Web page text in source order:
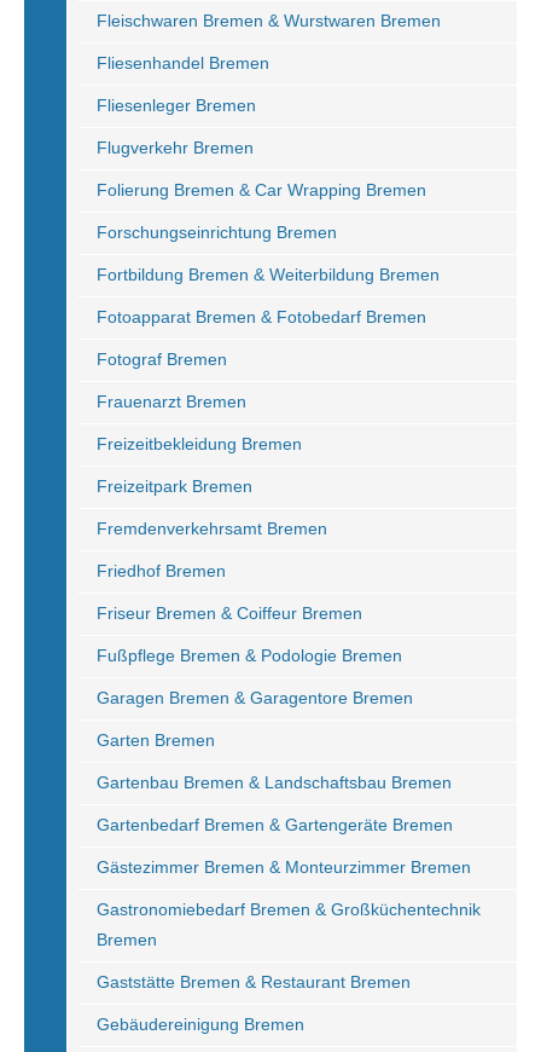
Fleischwaren Bremen & Wurstwaren Bremen
Fliesenhandel Bremen
Fliesenleger Bremen
Flugverkehr Bremen
Folierung Bremen & Car Wrapping Bremen
Forschungseinrichtung Bremen
Fortbildung Bremen & Weiterbildung Bremen
Fotoapparat Bremen & Fotobedarf Bremen
Fotograf Bremen
Frauenarzt Bremen
Freizeitbekleidung Bremen
Freizeitpark Bremen
Fremdenverkehrsamt Bremen
Friedhof Bremen
Friseur Bremen & Coiffeur Bremen
Fußpflege Bremen & Podologie Bremen
Garagen Bremen & Garagentore Bremen
Garten Bremen
Gartenbau Bremen & Landschaftsbau Bremen
Gartenbedarf Bremen & Gartengeräte Bremen
Gästezimmer Bremen & Monteurzimmer Bremen
Gastronomiebedarf Bremen & Großküchentechnik
Bremen
Gaststätte Bremen & Restaurant Bremen
Gebäudereinigung Bremen